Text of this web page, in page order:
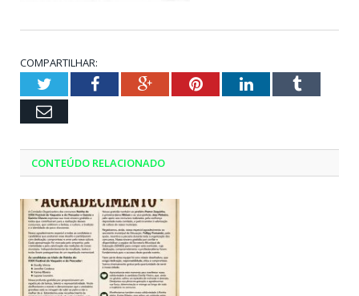
COMPARTILHAR:
TwitterFacebookGoogle+PinterestLinkedInTumblr
Email
CONTEÚDO RELACIONADO